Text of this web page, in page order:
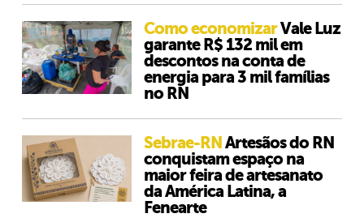
Como economizarVale Luz
garante R$ 132 mil em
descontos na conta de
energia para 3 mil famílias
no RN
Sebrae-RN Artesãos do RN
conquistam espaço na
maior feira de artesanato
da América Latina, a
Fenearte